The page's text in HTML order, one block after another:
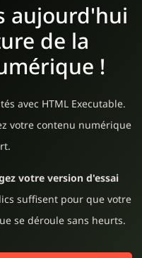
aujourd'hui
de la
!
avec HTML Executable.
votre contenu numérique
votre version d'essai
suffisent pour que votre
se déroule sans heurts.